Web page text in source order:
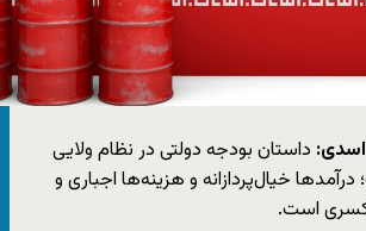
داستان بودجه دولتی در نظام ولایی
خیال‌پردازانه و هزینه‌ها اجباری و
کسری است.